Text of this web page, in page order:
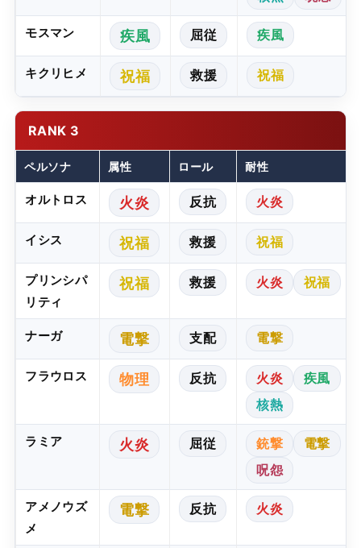
モスマン 疾風 屈従 疾風
キクリヒメ 祝福 救援 祝福
RANK 3
ペルソナ 属性 ロール 耐性
オルトロス 火炎 反抗 火炎
イシス 祝福 救援 祝福
プリンシパ
リティ
祝福 救援 火炎 祝福
ナーガ 電撃 支配 電撃
フラウロス 物理 反抗 火炎
疾風
核熱
ラミア 火炎 屈従 銃撃
電撃
呪怨
アメノウズ
メ
電撃 反抗 火炎